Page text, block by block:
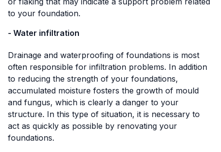
to your foundation.
- Water infiltration
Drainage and waterproofing of foundations is most
often responsible for infiltration problems. In addition
to reducing the strength of your foundations,
accumulated moisture fosters the growth of mould
and fungus, which is clearly a danger to your
structure. In this type of situation, it is necessary to
act as quickly as possible by renovating your
foundations.